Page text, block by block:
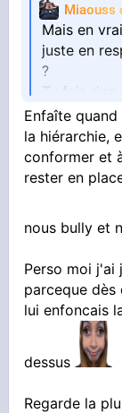
Mais en
juste en
?
Tu fais
c'est ça?
Enfaîte
la hiérarchie,
conformer et
rester en
nous bully et
Perso moi j'ai
parceque
lui enfoncais
dessus
Regarde la